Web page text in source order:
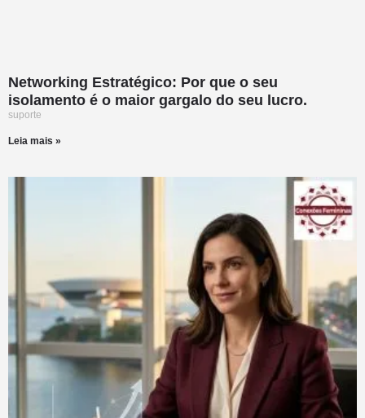
Networking Estratégico: Por que o seu
isolamento é o maior gargalo do seu lucro.
suporte
Leia mais »